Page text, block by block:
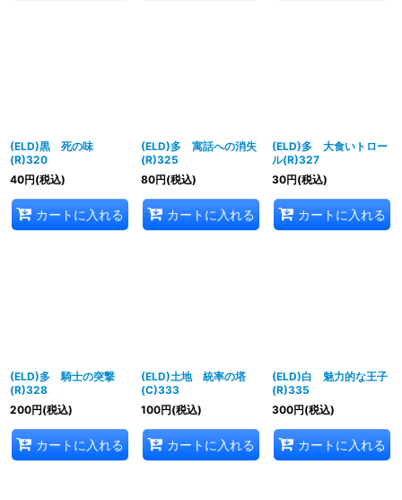
(ELD)黒 死の味
(R)320
40円(税込)
カートに入れる
(ELD)多 寓話への消失
(R)325
80円(税込)
カートに入れる
(ELD)多 大食いトロー
ル(R)327
30円(税込)
カートに入れる
(ELD)多 騎士の突撃
(R)328
200円(税込)
カートに入れる
(ELD)土地 統率の塔
(C)333
100円(税込)
カートに入れる
(ELD)白 魅力的な王子
(R)335
300円(税込)
カートに入れる